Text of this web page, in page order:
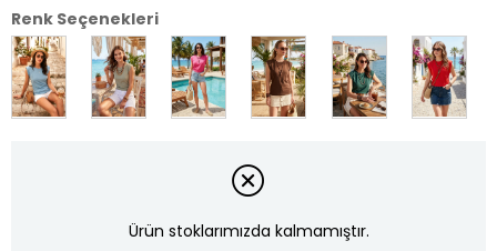
Renk Seçenekleri
Ürün stoklarımızda kalmamıştır.